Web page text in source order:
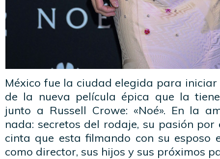
México fue la ciudad elegida para
de la nueva película épica que la
junto a Russell Crowe: «Noé». En la
nada: secretos del rodaje, su pasión
cinta que esta filmando con su esposo
como director, sus hijos y sus próximos